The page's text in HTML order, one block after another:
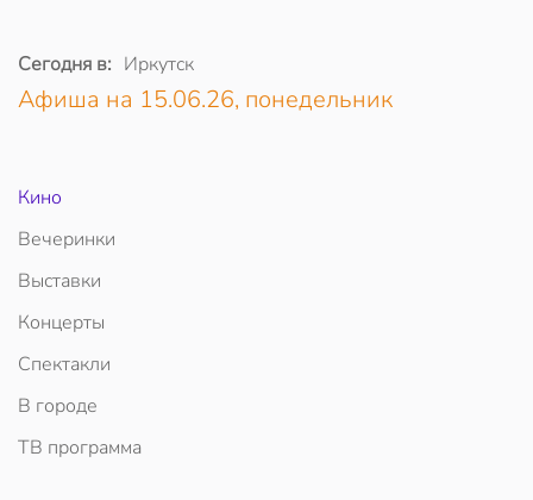
Сегодня в: Иркутск
Афиша на 15.06.26, понедельник
Кино
Вечеринки
Выставки
Концерты
Спектакли
В городе
ТВ программа